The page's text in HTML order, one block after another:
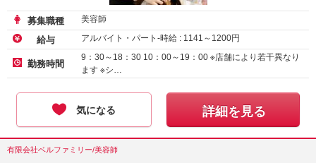
募集職種 美容師
給与 アルバイト・パート-時給 : 1141 ～ 1200円
勤務時間
9：30～18：30 10：00～19：00 ※店舗により若干異なり
ます ※シ…
気になる 詳細を見る
有限会社ベルファミリー/美容師